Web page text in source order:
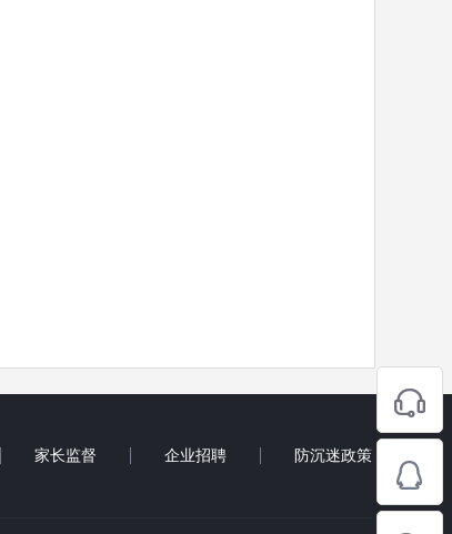
家长监督 企业招聘 防沉迷政策